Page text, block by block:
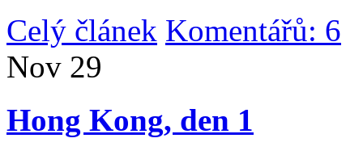
Celý článek Komentářů: 6
Nov 29
Hong Kong, den 1